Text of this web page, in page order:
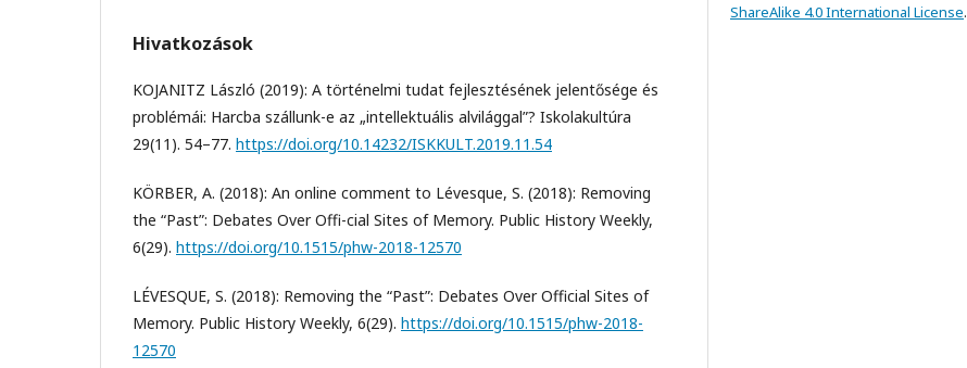
Hivatkozások
KOJANITZ László (2019): A történelmi tudat fejlesztésének jelentősége és
problémái: Harcba szállunk-e az „intellektuális alvilággal”? Iskolakultúra
29(11). 54–77. https://doi.org/10.14232/ISKKULT.2019.11.54
KÖRBER, A. (2018): An online comment to Lévesque, S. (2018): Removing
the “Past”: Debates Over Offi-cial Sites of Memory. Public History Weekly,
6(29). https://doi.org/10.1515/phw-2018-12570
LÉVESQUE, S. (2018): Removing the “Past”: Debates Over Official Sites of
Memory. Public History Weekly, 6(29). https://doi.org/10.1515/phw-2018-
12570
ShareAlike 4.0 International License.